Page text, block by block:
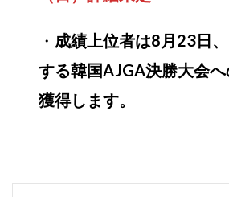
・ 成績上位者は8月23日
する韓国AJGA決勝大会
獲得します。